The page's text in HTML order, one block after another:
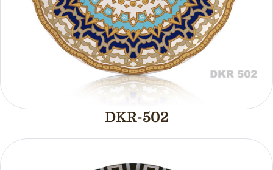
DKR-502